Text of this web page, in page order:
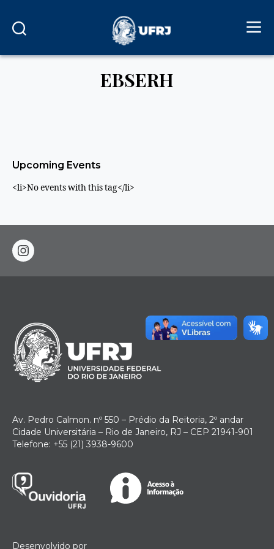
EBSERH
Upcoming Events
<li>No events with this tag</li>
instagram
Av. Pedro Calmon. nº 550 – Prédio da Reitoria, 2º andar
Cidade Universitária – Rio de Janeiro, RJ – CEP 21941-901
Telefone: +55 (21) 3938-9600
Desenvolvido por